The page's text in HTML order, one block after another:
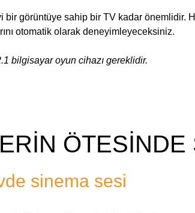
bir görüntüye sahip bir TV kadar önemlidir.
otomatik olarak deneyimleyeceksiniz.
bilgisayar oyun cihazı gereklidir.
ÖTESİNDE
sinema sesi